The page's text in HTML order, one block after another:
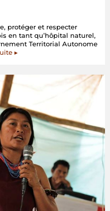
protéger et respecter
en tant qu’hôpital naturel,
Territorial Autonome
▸